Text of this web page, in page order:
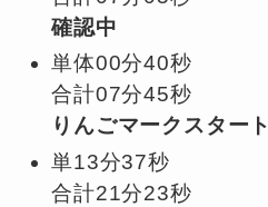
確認中
単体00分40秒
合計07分45秒
りんごマークスタート
単13分37秒
合計21分23秒